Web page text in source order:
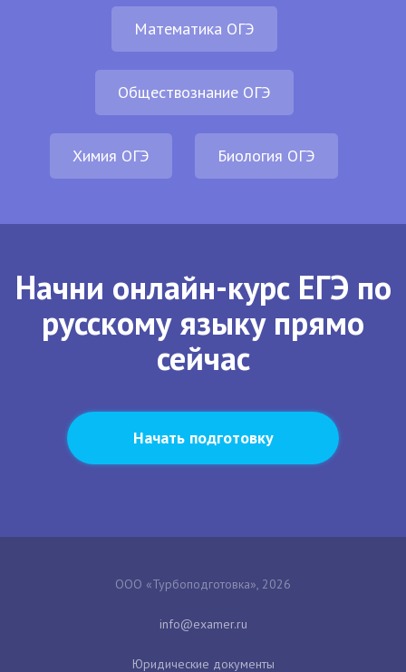
Математика ОГЭ
Обществознание ОГЭ
Химия ОГЭ Биология ОГЭ
Начни онлайн-курс ЕГЭ по
русскому языку прямо
сейчас
Начать подготовку
ООО «Турбоподготовка», 2026
Юридические документы